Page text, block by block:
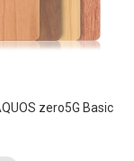
zero5G Basic